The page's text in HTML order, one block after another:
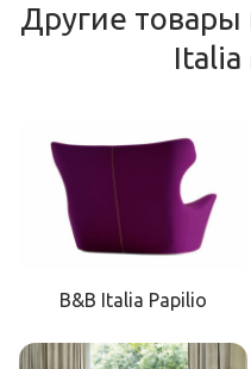
Другие товары
B&B Italia Papilio